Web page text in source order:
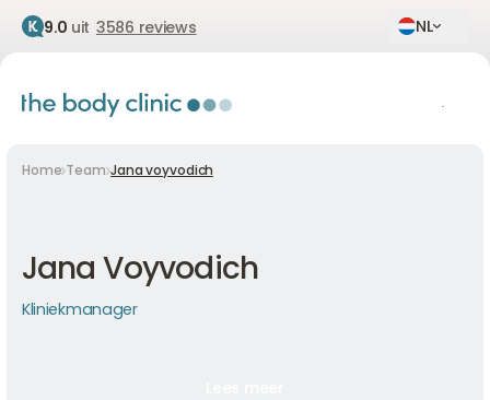
9.0 uit 3586 reviews NL
Home Team Jana voyvodich
Jana Voyvodich
Kliniekmanager